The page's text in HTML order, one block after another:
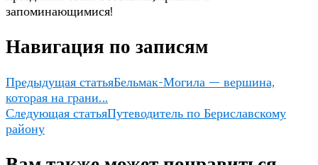
запоминающимися!
Навигация по записям
Предыдущая статьяБельмак-Могила — вершина,
которая на грани…
Следующая статьяПутеводитель по Бериславскому
району